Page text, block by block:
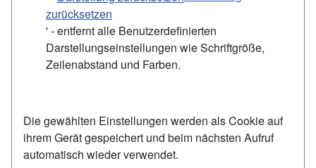
zurücksetzen
' - entfernt alle Benutzerdefinierten
Darstellungseinstellungen wie Schriftgröße,
Zeilenabstand und Farben.
Die gewählten Einstellungen werden als Cookie auf
ihrem Gerät gespeichert und beim nächsten Aufruf
automatisch wieder verwendet.